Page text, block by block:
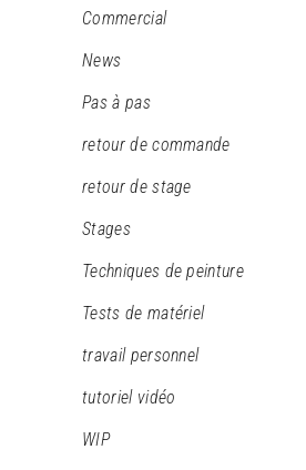
Commercial
News
Pas à pas
retour de commande
retour de stage
Stages
Techniques de peinture
Tests de matériel
travail personnel
tutoriel vidéo
WIP